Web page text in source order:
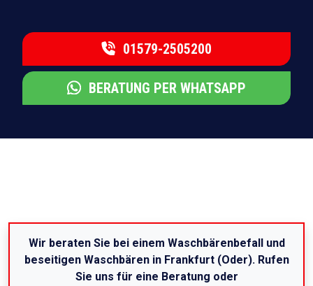
01579-2505200
BERATUNG PER WHATSAPP
Wir beraten Sie bei einem Waschbärenbefall und
beseitigen Waschbären in Frankfurt (Oder). Rufen
Sie uns für eine Beratung oder